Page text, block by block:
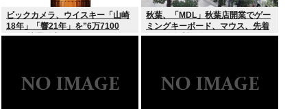
ビックカメラ、ウイスキー「山崎
18年」「響21年」を”6万7100
円”で抽選販売
秋葉、「MDL」秋葉店開業でゲー
ミングキーボード、マウス、先着
1000名無料配布で行列。まだいけ